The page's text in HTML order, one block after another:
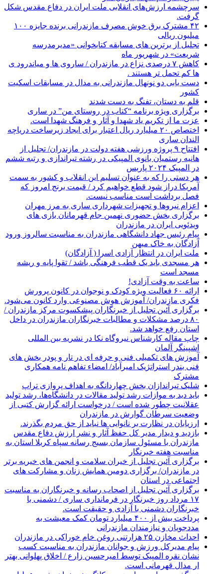
سرچشمه ارزش‌های انقلابی ملت ایران در دفاع مقدس شکل
گرفت.
۴۲ مشترک برق خوش مصرف مازندرانی برنده جایزه ۱۰۰
میلیون ریالی
تجلیل از برترین های مسابقه کتابخوانی «مدیرمدرسه
شریعت» در شهریور ماه
کاهش ۷ درصدی نزاع در مازندران / ساروی ها و میاندرود ی
ها کم تحمل تر هستند‌ .
دست یابی دو نونهال مازندرانی به مدال در مسابقات اسکیت
کشور
قلم به دستان، تفنگ به دست شدند
برگزاری ویژه برنامه “کتاب در روستای من” در ساری
عزت ما از تکریم یاد شهدا و آثار و فرهنگ شهدا است.
اختصاص ۲۰ میلیارد ریال اعتبار برای ایجاد زیرساخت دریاچه
الندان ساری
افتتاح ۹ پروژه ورزشی هفته دولت در مازندران/ تجلیل از
هانیه رستمیان بانوی المپیکی در رشته تیراندازی و رتبه ششم
در المپیک ۲۰۲۴ پاربس
هر دستی را که به عنوان تسلیم این انقلاب و کشور به سمت
آمريکا دراز شود قطع خواهیم کرد / قیمت برنج امروز که
فصل برداشت است مناسب نیست.
اعزام نیروها و تجهیزات شهرداری ساری به مرز مهران
برگزاری بخش حضوری نهمین جام قهرمانان بازی های
ویدئویی ایران در مازندران
پیام رئیس جهاد دانشگاهی مازندران به مناسبت سالروز ورود
آزادگان به خاک میهن
ملت ایران در انتظار آزادی اسرا ( آزادگان)
هر مسجدی باید یک قطب فرهنگی باشد / تقوا پایه و ریشه
مسجد است
ساعت به وقت آزادی!
ارائه ۶۰ فعالیت ویژه کودک و نوجوان در کانون پرورش
فکری مازندران/ آموزش هوش مصنوعی وارد کانون می‌شود.
برگزاری آئین تجلیل از خبرنگاران پیشکسوت مرکز مازندران /
۸۰ درصد مشکلات و مطالبات خبرنگاران مازندران در داخل
استان رفع خواهد شد.
چاپ مقاله کارشناس نيروگاه نكا در نشریه بین المللی
اشپینگر آلمان
آموزش های تکمیلی فنی و حرفه ای در تار و پودر بخش های
فنی بندر استراتژیک امیرآباد/ امضاء تفاهم نامه همکاری
مشترک
شلیک تیراندازان بخش چهاردانگه به اهداف پروازی تراپ
باید دید به موازات رشد تولید مقالات در دانشگاه‌ها، رشد تولید
عقلانیت چطور شده است / درخواست ارائه گزارش کتبی از
وضعیت سرطان گوارش در مازندران
ارزیابان در نظارت بر نانوایی ها نباید از حق مردم بگذرند.
بازدید و دیدار مدیر کل حفظ آثار و نشر ارزش دفاع مقدس
مازندران با مسئول سازمان بسیج رسانه سپاه کربلا استان به
مناسبت هفته خبرنگار
برگزاری آئین تجلیل از خیران سلامت و انجمن های خیریه برتر
در مازندران/ برگزاری دومین همایش زنان و مشارکت های
اجتماعی در استان
برگزاری آئین تجلیل از اصحاب رسانه و خبرنگاران به مناسبت
۱۷ مرداد روز خبرنگار در فرمانداری ساری / دشمنی با
خبرنگاران دشمنی با آزادی و حقیقت است.
پرداخت بیش از ۴۰۰ میلیارد تومان کمک معیشت به
مددجویان و نیازمندان مازندرانی
احداث مخازن ۲۵ هزارتنی روغن خام خوراکی در مازندران
پیام مدیرکل ورزش و جوانان مازندران به مناسبت کسب
نشان نقره المپیک توسط امیرحسین زارع / اخلاق پهلوانی بهتر
ار مدال قهرمانی است.